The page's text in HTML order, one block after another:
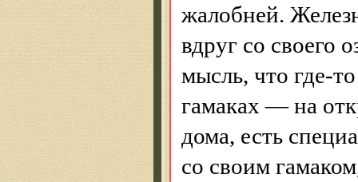
жалобней.
вдруг со своего
мысль, что где-
гамаках — на
дома, есть
со своим